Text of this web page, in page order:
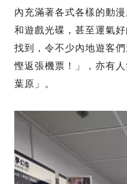
內充滿著各式各樣的動
和遊戲光碟，甚至運氣
找到，令不少內地遊客
慳返張機票！」，亦有
葉原」。